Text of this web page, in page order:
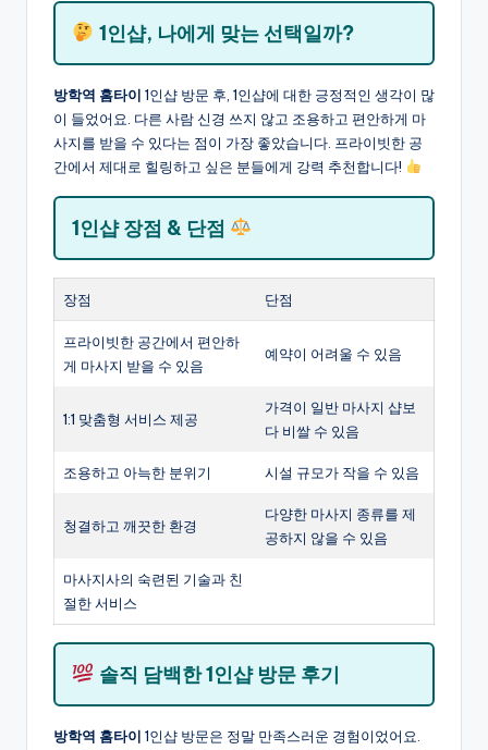
1인샵, 나에게 맞는 선택일까?
방학역 홈타이 1인샵 방문 후, 1인샵에 대한 긍정적인 생각이 많
이 들었어요. 다른 사람 신경 쓰지 않고 조용하고 편안하게 마
사지를 받을 수 있다는 점이 가장 좋았습니다. 프라이빗한 공
간에서 제대로 힐링하고 싶은 분들에게 강력 추천합니다!
1인샵 장점 & 단점
장점 단점
프라이빗한 공간에서 편안하
게 마사지 받을 수 있음
예약이 어려울 수 있음
1:1 맞춤형 서비스 제공
가격이 일반 마사지 샵보
다 비쌀 수 있음
조용하고 아늑한 분위기 시설 규모가 작을 수 있음
청결하고 깨끗한 환경
다양한 마사지 종류를 제
공하지 않을 수 있음
마사지사의 숙련된 기술과 친
절한 서비스
솔직 담백한 1인샵 방문 후기
방학역 홈타이 1인샵 방문은 정말 만족스러운 경험이었어요.